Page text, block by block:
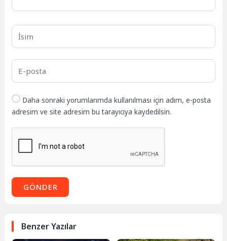
Daha sonraki yorumlarımda kullanılması için adım, e-posta
adresim ve site adresim bu tarayıcıya kaydedilsin.
GÖNDER
Benzer Yazılar